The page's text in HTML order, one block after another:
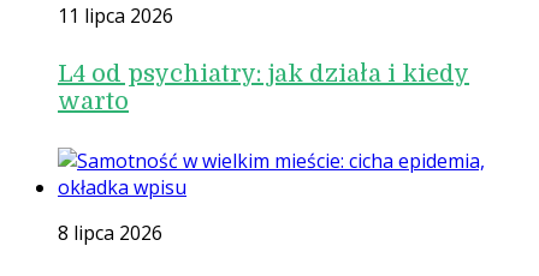
11 lipca 2026
L4 od psychiatry: jak działa i kiedy
warto
8 lipca 2026